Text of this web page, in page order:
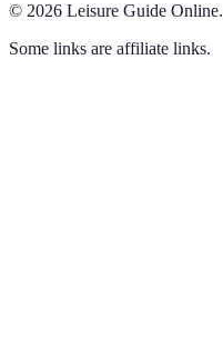
© 2026 Leisure Guide Online.
Some links are affiliate links.